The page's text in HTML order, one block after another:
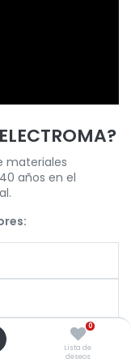
0
Lista de
deseos
materiales
años en el